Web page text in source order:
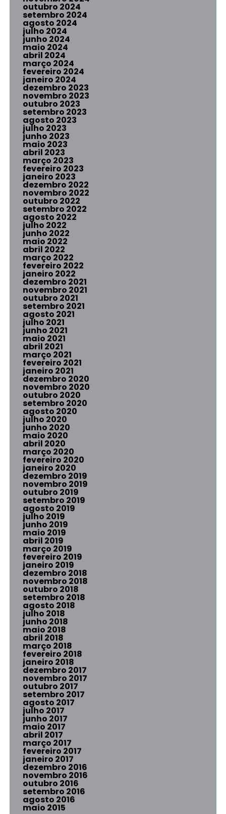
outubro 2024
setembro 2024
agosto 2024
julho 2024
junho 2024
maio 2024
abril 2024
março 2024
fevereiro 2024
janeiro 2024
dezembro 2023
novembro 2023
outubro 2023
setembro 2023
agosto 2023
julho 2023
junho 2023
maio 2023
abril 2023
março 2023
fevereiro 2023
janeiro 2023
dezembro 2022
novembro 2022
outubro 2022
setembro 2022
agosto 2022
julho 2022
junho 2022
maio 2022
abril 2022
março 2022
fevereiro 2022
janeiro 2022
dezembro 2021
novembro 2021
outubro 2021
setembro 2021
agosto 2021
julho 2021
junho 2021
maio 2021
abril 2021
março 2021
fevereiro 2021
janeiro 2021
dezembro 2020
novembro 2020
outubro 2020
setembro 2020
agosto 2020
julho 2020
junho 2020
maio 2020
abril 2020
março 2020
fevereiro 2020
janeiro 2020
dezembro 2019
novembro 2019
outubro 2019
setembro 2019
agosto 2019
julho 2019
junho 2019
maio 2019
abril 2019
março 2019
fevereiro 2019
janeiro 2019
dezembro 2018
novembro 2018
outubro 2018
setembro 2018
agosto 2018
julho 2018
junho 2018
maio 2018
abril 2018
março 2018
fevereiro 2018
janeiro 2018
dezembro 2017
novembro 2017
outubro 2017
setembro 2017
agosto 2017
julho 2017
junho 2017
maio 2017
abril 2017
março 2017
fevereiro 2017
janeiro 2017
dezembro 2016
novembro 2016
outubro 2016
setembro 2016
agosto 2016
maio 2015